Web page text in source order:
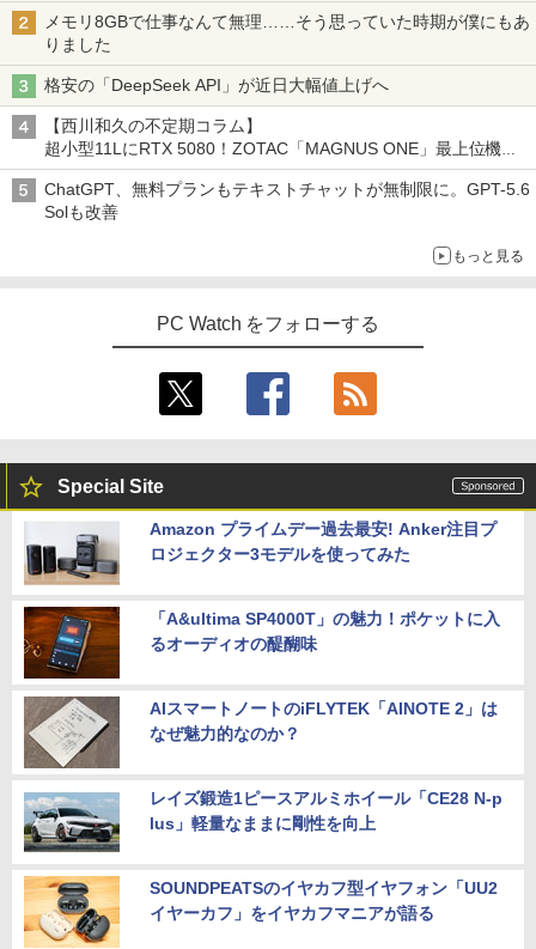
3
【正規永久版Office付き】NiPoGi ミニp
ws11 Pro 12GB+256GB SSD (4TB拡大
可能) 4K 静音 高速熱放散 小型超軽量ミ
ニパソコン豊富なインターフェース USB
3.2/HDMI 2.0×2 高速2.4G/5GWi-Fi BT4.
2 省電力 小型パソコン
￥39,980
GB 新品M.2SSD256GB 512GB office付
き デスクトップパソコン 中古パソコン P
600 G5 G4 モニタ セット オフィス 2024
搭載 選択可 8世代 10世代 DELL 1311a
【中古】富士通 ESPRIMO D588 整備済
み品 第9世代 Intel Core i3-9100 / Core i
1Pro DVI-D DisplayPort パソコン単体
3
モニター 27インチ 144Hz FHD pcモニタ
ー フリッカーレス FullHD ブルーライト
44hz pcモニター Adaptive-Sync ブラッ
ク MAXZEN MJM27IC01 MJM27IC04-F
144 マクスゼン
￥13,480
＼本日限定500円値下げ／＼楽天1位！20
26年最新の超軽量超薄型／モバイルモニ
デル選択 非光沢 IPSパネル Type-C HDM
I 軽量 薄型 リモートワーク ディスプレイ
￥12,480
5
Dell Technologies P2422H プロフェッ
ショナルシリーズ 23.8インチワイドモニ
タ / 1920×1080 / HDMI、VGA、Display
Port / ブラック（スタンド一部:シルバ
￥14,800
4
怪異の民俗学【全8巻】セット [ 小松 和
彦 ]
￥25,300
メモリ8GBで仕事なんて無理……そう思っていた時期が僕にもあ
りました
格安の「DeepSeek API」が近日大幅値上げへ
【西川和久の不定期コラム】
超小型11LにRTX 5080！ZOTAC「MAGNUS ONE」最上位機の
実力を探る
ChatGPT、無料プランもテキストチャットが無制限に。GPT-5.6
Solも改善
もっと見る
PC Watch をフォローする
Special Site
Amazon プライムデー過去最安! Anker注目プ
ロジェクター3モデルを使ってみた
「A&ultima SP4000T」の魅力！ポケットに入
るオーディオの醍醐味
AIスマートノートのiFLYTEK「AINOTE 2」は
なぜ魅力的なのか？
レイズ鍛造1ピースアルミホイール「CE28 N-p
lus」軽量なままに剛性を向上
SOUNDPEATSのイヤカフ型イヤフォン「UU2
イヤーカフ」をイヤカフマニアが語る